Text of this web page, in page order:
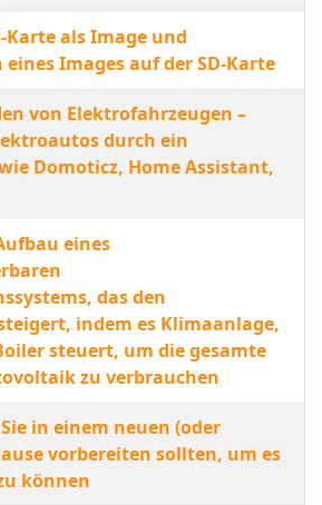
Karte als Image und
Images auf der SD-Karte
von Elektrofahrzeugen –
durch ein
Domoticz, Home Assistant,
eines
das den
indem es Klimaanlage,
steuert, um die gesamte
zu verbrauchen
in einem neuen (oder
vorbereiten sollten, um es
können